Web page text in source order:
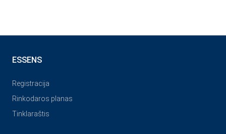
ESSENS
Registracija
Rinkodaros planas
Tinklaraštis